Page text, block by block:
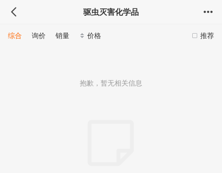
驱虫灭害化学品
推荐
综合 询价 销量 价格
抱歉，暂无相关信息